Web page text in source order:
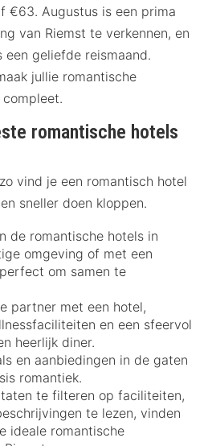
€63. Augustus is een prima
van Riemst te verkennen, en
een geliefde reismaand.
jullie romantische
romantische hotels
vind je een romantisch hotel
sneller doen kloppen.
de romantische hotels in
omgeving of met een
om samen te
partner met een hotel,
en een sfeervol
heerlijk diner.
en aanbiedingen in de gaten
romantiek.
te filteren op faciliteiten,
te lezen, vinden
ideale romantische